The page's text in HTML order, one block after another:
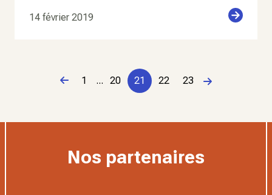
14 février 2019
Page précédente
1 ... 20 21 22 23
Page suivante
Nos partenaires